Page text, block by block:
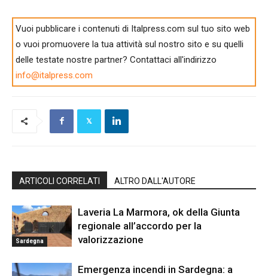
Vuoi pubblicare i contenuti di Italpress.com sul tuo sito web
o vuoi promuovere la tua attività sul nostro sito e su quelli
delle testate nostre partner? Contattaci all'indirizzo
info@italpress.com
ARTICOLI CORRELATI ALTRO DALL'AUTORE
Sardegna
Laveria La Marmora, ok della Giunta
regionale all’accordo per la
valorizzazione
Emergenza incendi in Sardegna: a